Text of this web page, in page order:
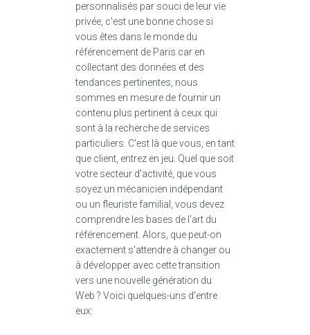
personnalisés par souci de leur vie
privée, c'est une bonne chose si
vous êtes dans le monde du
référencement de Paris car en
collectant des données et des
tendances pertinentes, nous
sommes en mesure de fournir un
contenu plus pertinent à ceux qui
sont à la recherche de services
particuliers. C'est là que vous, en tant
que client, entrez en jeu. Quel que soit
votre secteur d'activité, que vous
soyez un mécanicien indépendant
ou un fleuriste familial, vous devez
comprendre les bases de l'art du
référencement. Alors, que peut-on
exactement s'attendre à changer ou
à développer avec cette transition
vers une nouvelle génération du
Web ? Voici quelques-uns d'entre
eux: